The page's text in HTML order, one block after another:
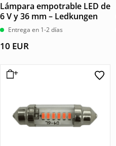
Lámpara empotrable LED de
6 V y 36 mm – Ledkungen
Entrega en 1-2 días
10 EUR